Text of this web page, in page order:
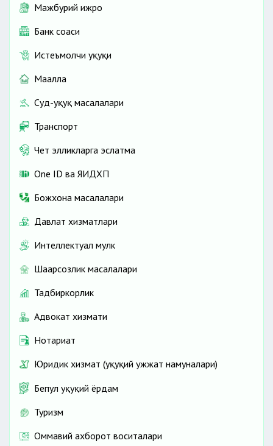
Мажбурий ижро
Банк соҳаси
Истеъмолчи ҳуқуқи
Маҳалла
Суд-ҳуқуқ масалалари
Транспорт
Чет элликларга эслатма
One ID ва ЯИДХП
Божхона масалалари
Давлат хизматлари
Интеллектуал мулк
Шаҳарсозлик масалалари
Тадбиркорлик
Адвокат хизмати
Нотариат
Юридик хизмат (ҳуқуқий ҳужжат намуналари)
Бепул ҳуқуқий ёрдам
Туризм
Оммавий ахборот воситалари